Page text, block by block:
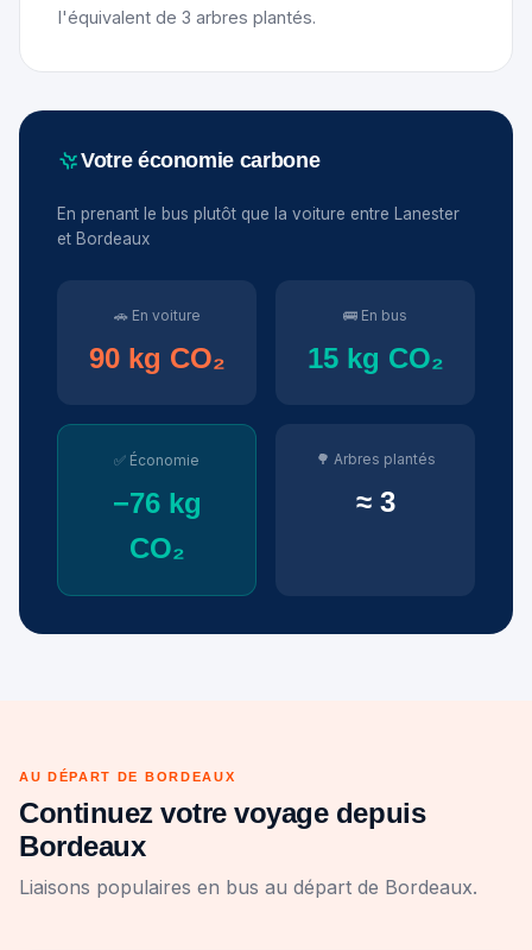
l'équivalent de 3 arbres plantés.
Votre économie carbone
En prenant le bus plutôt que la voiture entre Lanester
et Bordeaux
🚗 En voiture
90 kg CO₂
🚌 En bus
15 kg CO₂
✅ Économie
−76 kg
CO₂
🌳 Arbres plantés
≈ 3
AU DÉPART DE BORDEAUX
Continuez votre voyage depuis
Bordeaux
Liaisons populaires en bus au départ de Bordeaux.